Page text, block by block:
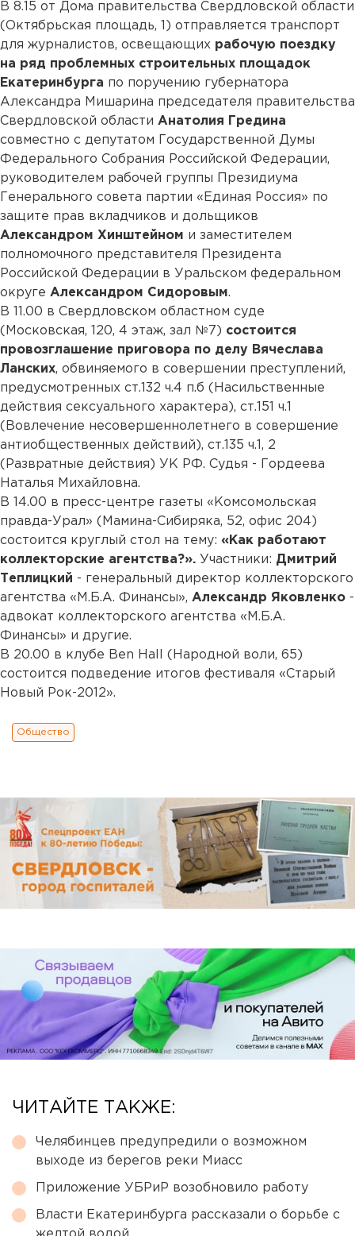
В 8.15 от Дома правительства Свердловской области
(Октябрьская площадь, 1) отправляется транспорт
для журналистов, освещающих рабочую поездку
на ряд проблемных строительных площадок
Екатеринбурга по поручению губернатора
Александра Мишарина председателя правительства
Свердловской области Анатолия Гредина
совместно с депутатом Государственной Думы
Федерального Собрания Российской Федерации,
руководителем рабочей группы Президиума
Генерального совета партии «Единая Россия» по
защите прав вкладчиков и дольщиков
Александром Хинштейном и заместителем
полномочного представителя Президента
Российской Федерации в Уральском федеральном
округе Александром Сидоровым.
В 11.00 в Свердловском областном суде
(Московская, 120, 4 этаж, зал №7) состоится
провозглашение приговора по делу Вячеслава
Ланских, обвиняемого в совершении преступлений,
предусмотренных ст.132 ч.4 п.б (Насильственные
действия сексуального характера), ст.151 ч.1
(Вовлечение несовершеннолетнего в совершение
антиобщественных действий), ст.135 ч.1, 2
(Развратные действия) УК РФ. Судья - Гордеева
Наталья Михайловна.
В 14.00 в пресс-центре газеты «Комсомольская
правда-Урал» (Мамина-Сибиряка, 52, офис 204)
состоится круглый стол на тему: «Как работают
коллекторские агентства?». Участники: Дмитрий
Теплицкий - генеральный директор коллекторского
агентства «М.Б.А. Финансы», Александр Яковленко -
адвокат коллекторского агентства «М.Б.А.
Финансы» и другие.
В 20.00 в клубе Ben Hall (Народной воли, 65)
состоится подведение итогов фестиваля «Старый
Новый Рок-2012».
Общество
ЧИТАЙТЕ ТАКЖЕ:
Челябинцев предупредили о возможном
выходе из берегов реки Миасс
Приложение УБРиР возобновило работу
Власти Екатеринбурга рассказали о борьбе с